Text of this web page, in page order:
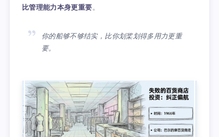
比管理能力本身更重要。
你的船够不够结实，比你划桨划得多用力更重
要。